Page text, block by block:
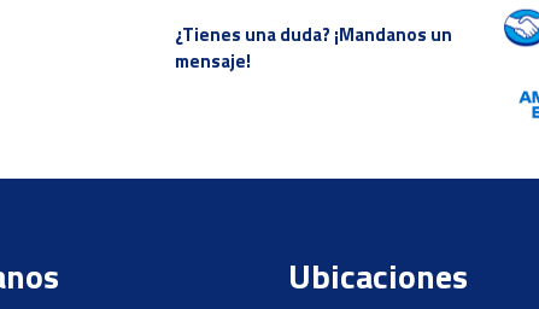
¿Tienes una duda? ¡Mandanos un
mensaje!
Ubicaciones